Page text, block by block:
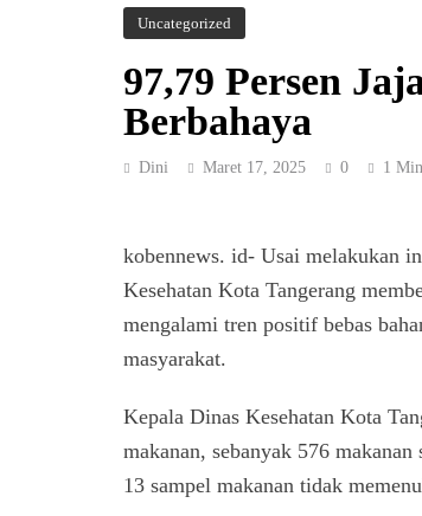
Uncategorized
97,79 Persen
Berbahaya
Dini Maret 17, 2025 0 1
kobennews. id- Usai melakukan
Kesehatan Kota Tangerang
mengalami tren positif bebas
masyarakat.
Kepala Dinas Kesehatan Kota
makanan, sebanyak 576
13 sampel makanan tidak